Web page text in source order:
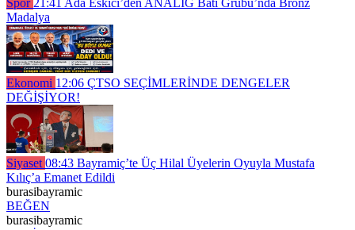
Madalya
Ekonomi 12:06 ÇTSO SEÇİMLERİNDE DENGELER
DEĞİŞİYOR!
Siyaset 08:43 Bayramiç’te Üç Hilal Üyelerin Oyuyla Mustafa
Kılıç’a Emanet Edildi
burasibayramic
BEĞEN
burasibayramic